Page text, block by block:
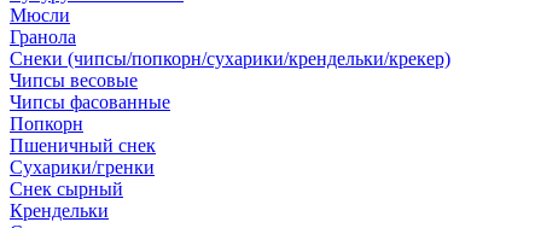
Мюсли
Гранола
Снеки (чипсы/попкорн/сухарики/крендельки/крекер)
Чипсы весовые
Чипсы фасованные
Попкорн
Пшеничный снек
Сухарики/гренки
Снек сырный
Крендельки